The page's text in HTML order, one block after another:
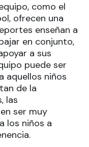
como el
ofrecen una
enseñan a
en conjunto,
a sus
puede ser
aquellos niños
de la
las
ser muy
los niños a